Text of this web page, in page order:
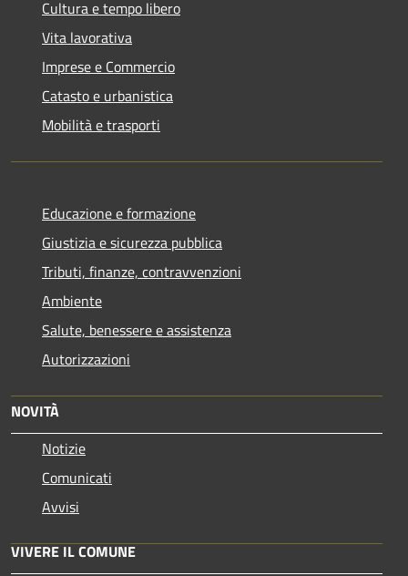
Cultura e tempo libero
Vita lavorativa
Imprese e Commercio
Catasto e urbanistica
Mobilità e trasporti
Educazione e formazione
Giustizia e sicurezza pubblica
Tributi, finanze, contravvenzioni
Ambiente
Salute, benessere e assistenza
Autorizzazioni
NOVITÀ
Notizie
Comunicati
Avvisi
VIVERE IL COMUNE